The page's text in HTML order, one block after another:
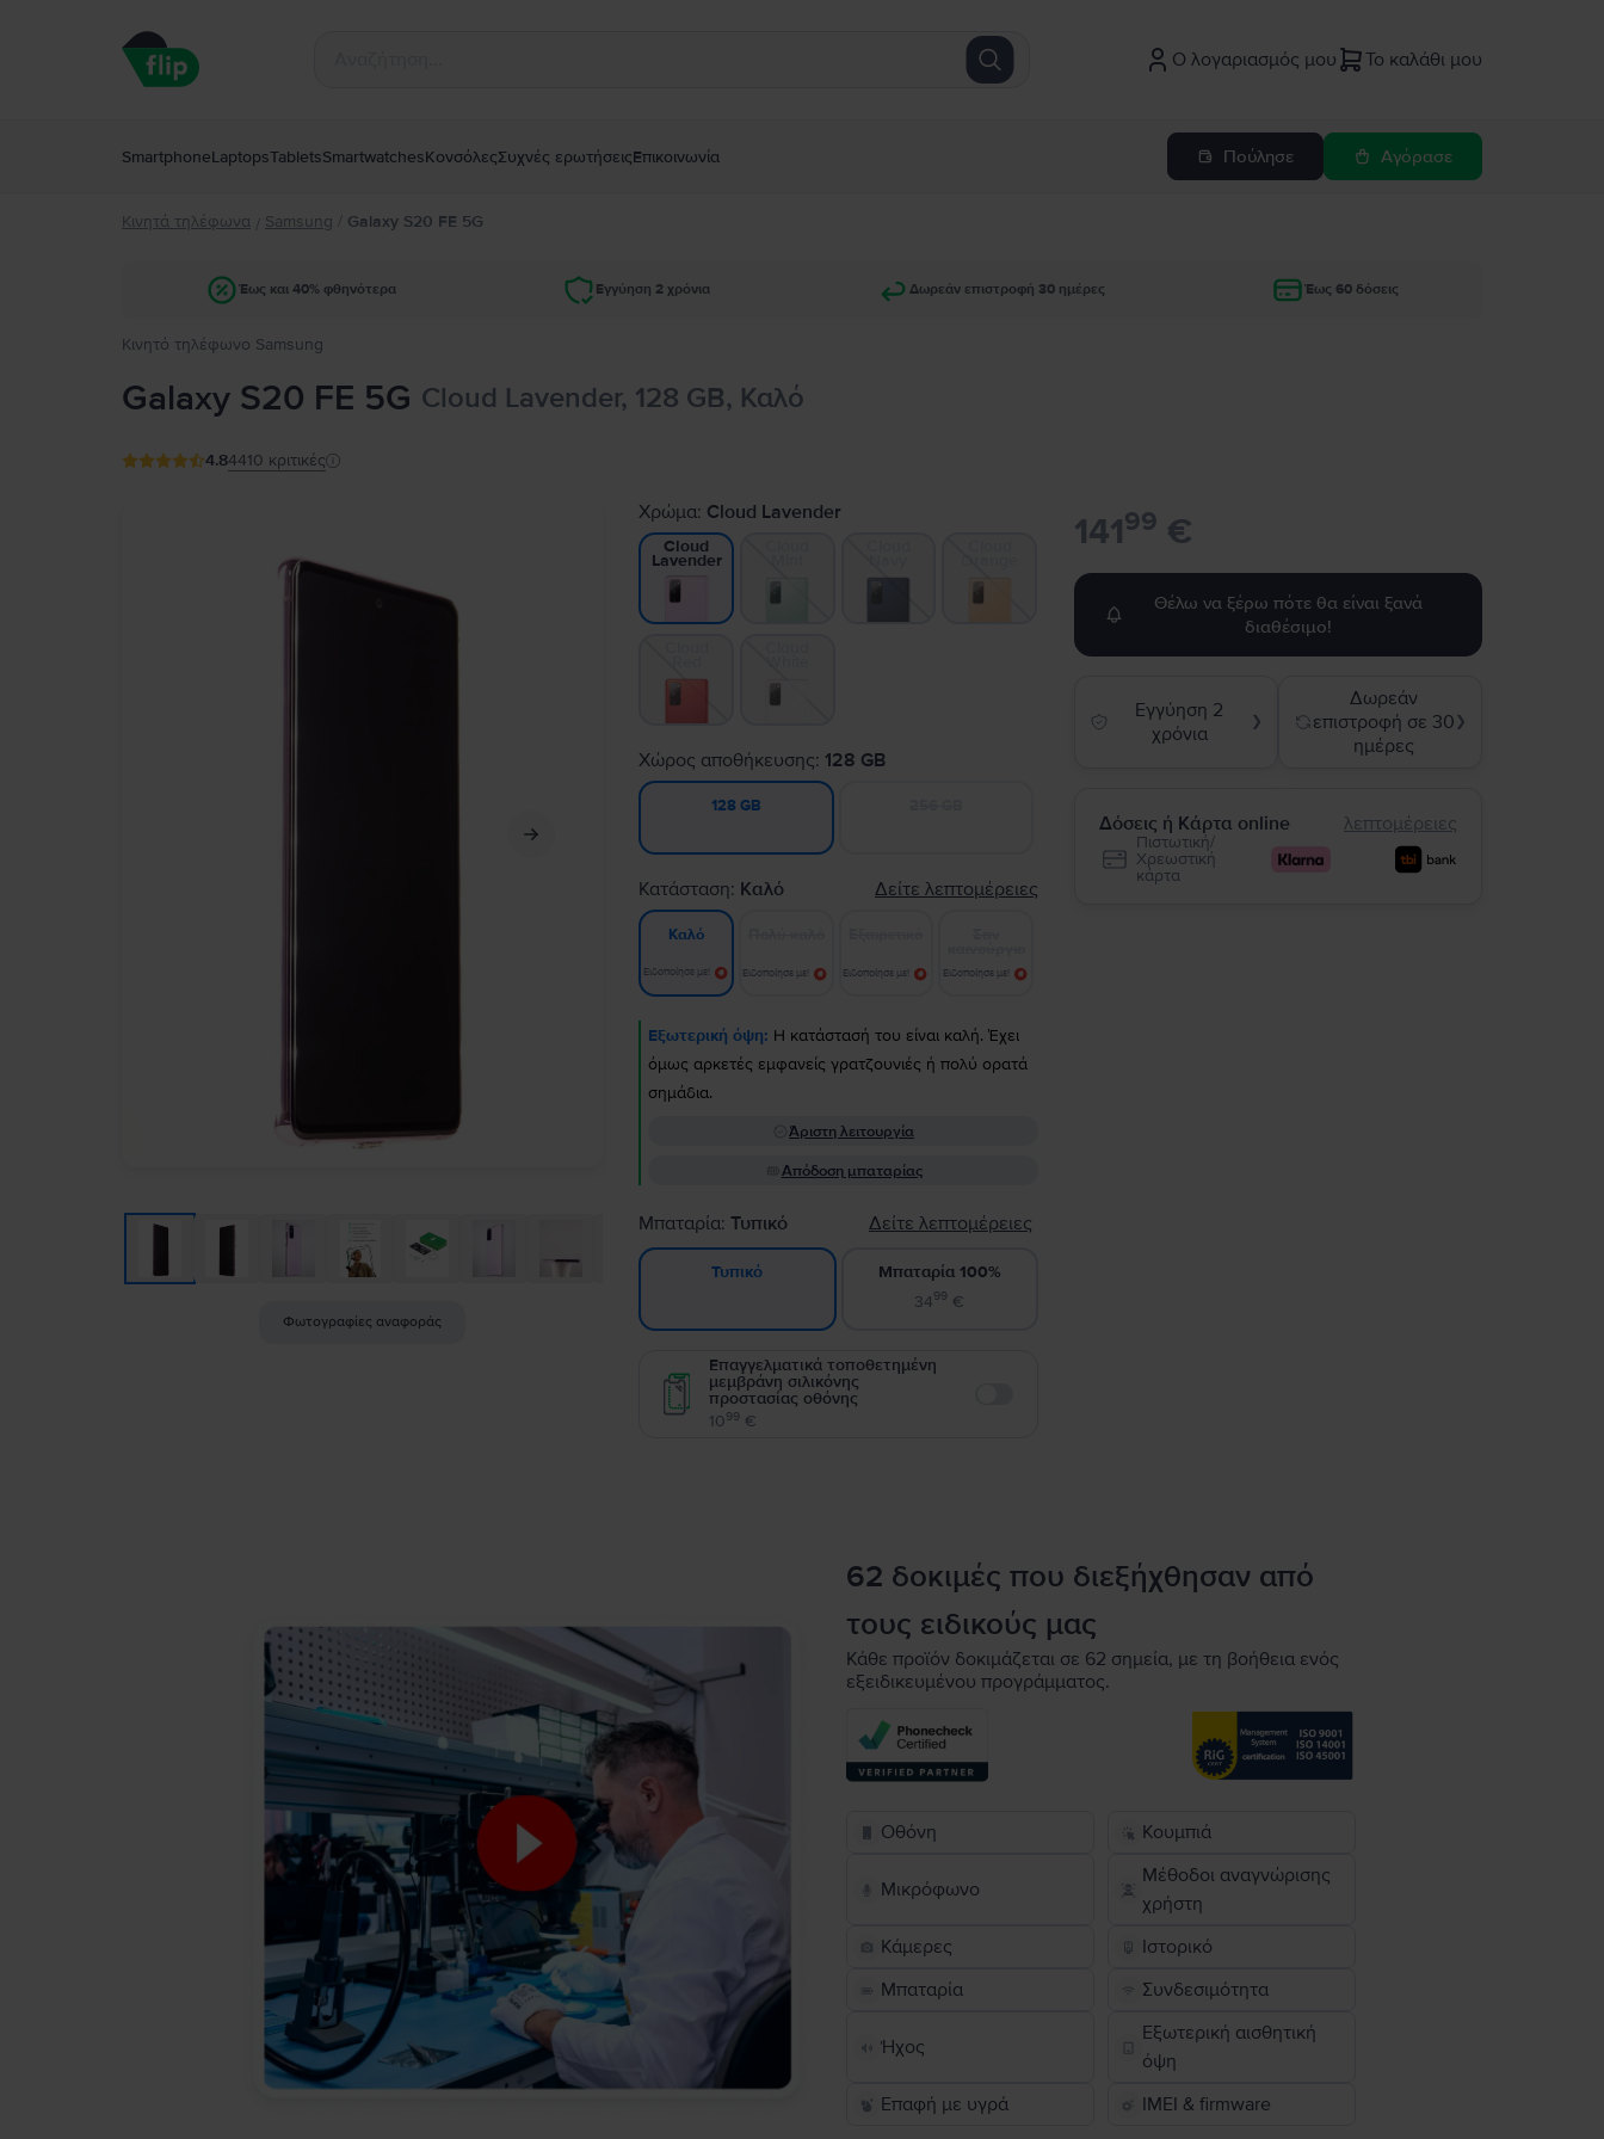
Ο λογαριασμός μου Το καλάθι μου
SmartphoneLaptopsTabletsSmartwatchesΚονσόλεςΣυχνές ερωτήσειςΕπικοινωνία Πούλησε Αγόρασε
Κινητά τηλέφωνα / Samsung / Galaxy S20 FE 5G
Έως και 40% φθηνότερα Εγγύηση 2 χρόνια Δωρεάν επιστροφή 30 ημέρες Έως 60 δόσεις
Κινητό τηλέφωνο Samsung
Galaxy S20 FE 5G Cloud Lavender, 128 GB, Καλό
4.84410 κριτικές
Φωτογραφίες αναφοράς
Χρώμα: Cloud Lavender
Cloud
Lavender
Χώρος αποθήκευσης: 128 GB
128 GB
Κατάσταση: Καλό Δείτε λεπτομέρειες
Καλό
Ειδοποίησε με! Ειδοποίησε με! Ειδοποίησε με! Ειδοποίησε με!
Εξωτερική όψη: Η κατάστασή του είναι καλή. Έχει
όμως αρκετές εμφανείς γρατζουνιές ή πολύ ορατά
σημάδια.
Άριστη λειτουργία
Απόδοση μπαταρίας
Μπαταρία:Τυπικό Δείτε λεπτομέρειες
Τυπικό
Μπαταρία 100%
3499 €
Επαγγελματικά τοποθετημένη
μεμβράνη σιλικόνης
προστασίας οθόνης
1099 €
14199 €
Θέλω να ξέρω πότε θα είναι ξανά
διαθέσιμο!
Εγγύηση 2
χρόνια
❯
Δωρεάν
επιστροφή σε 30
ημέρες
❯
Δόσεις ή Κάρτα online λεπτομέρειες
Πιστωτική/
Χρεωστική
κάρτα
62 δοκιμές που διεξήχθησαν από
τους ειδικούς μας
Κάθε προϊόν δοκιμάζεται σε 62 σημεία, με τη βοήθεια ενός
εξειδικευμένου προγράμματος.
Οθόνη Κουμπιά
Μικρόφωνο
Μέθοδοι αναγνώρισης
χρήστη
Κάμερες
Ιστορικό
Μπαταρία
Συνδεσιμότητα
Ήχος
Εξωτερική αισθητική
όψη
Επαφή με υγρά
IMEI & firmware